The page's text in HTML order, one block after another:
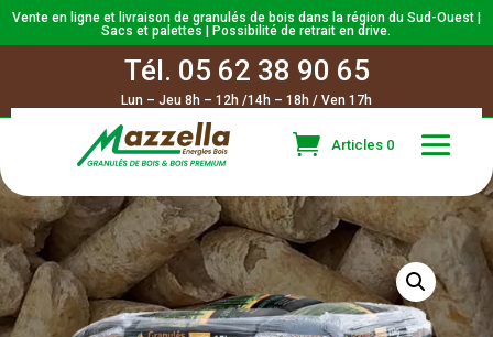
Vente en ligne et livraison de granulés de bois dans la région du Sud-Ouest |
Sacs et palettes | Possibilité de retrait en drive.
Tél. 05 62 38 90 65
Lun – Jeu 8h – 12h /14h – 18h / Ven 17h
Articles 0